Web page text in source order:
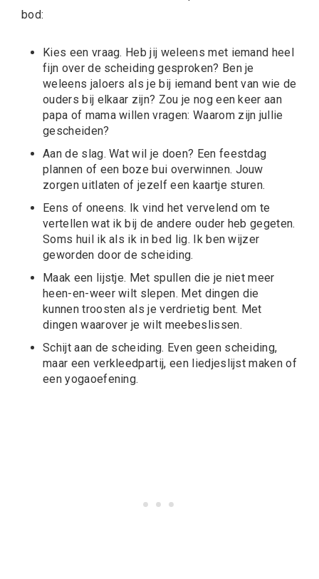
bod:
Kies een vraag. Heb jij weleens met iemand heel
fijn over de scheiding gesproken? Ben je
weleens jaloers als je bij iemand bent van wie de
ouders bij elkaar zijn? Zou je nog een keer aan
papa of mama willen vragen: Waarom zijn jullie
gescheiden?
Aan de slag. Wat wil je doen? Een feestdag
plannen of een boze bui overwinnen. Jouw
zorgen uitlaten of jezelf een kaartje sturen.
Eens of oneens. Ik vind het vervelend om te
vertellen wat ik bij de andere ouder heb gegeten.
Soms huil ik als ik in bed lig. Ik ben wijzer
geworden door de scheiding.
Maak een lijstje. Met spullen die je niet meer
heen-en-weer wilt slepen. Met dingen die
kunnen troosten als je verdrietig bent. Met
dingen waarover je wilt meebeslissen.
Schijt aan de scheiding. Even geen scheiding,
maar een verkleedpartij, een liedjeslijst maken of
een yogaoefening.